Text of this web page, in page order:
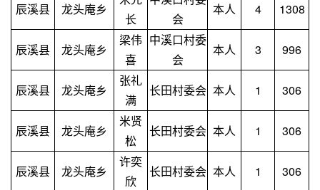
辰溪县 龙头庵乡
长
会
本人 4 1308
辰溪县 龙头庵乡
梁伟
喜
中溪口村委
会
本人 3 996
辰溪县 龙头庵乡
张礼
满
长田村委会 本人 1 306
辰溪县 龙头庵乡
米贤
松
长田村委会 本人 1 306
辰溪县 龙头庵乡
许奕
欣
长田村委会 本人 1 306